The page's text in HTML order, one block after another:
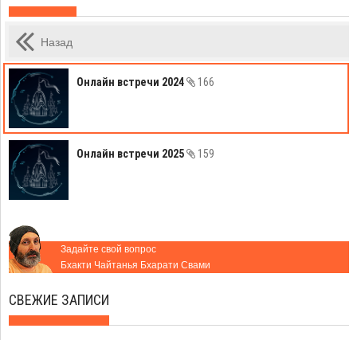
Назад
Онлайн встречи 2024 166
Онлайн встречи 2025 159
Задайте свой вопрос
Бхакти Чайтанья Бхарати Свами
СВЕЖИЕ ЗАПИСИ